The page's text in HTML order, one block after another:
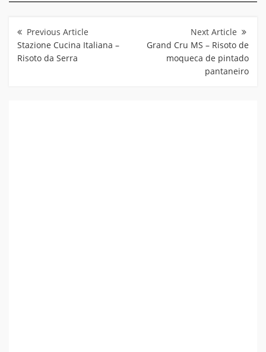
de
Post
Stazione Cucina Italiana –
Risoto da Serra
Grand Cru MS – Risoto de
moqueca de pintado
pantaneiro